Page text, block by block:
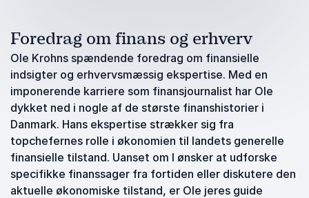
Foredrag om finans og erhverv
Ole Krohns spændende foredrag om finansielle
indsigter og erhvervsmæssig ekspertise. Med en
imponerende karriere som finansjournalist har Ole
dykket ned i nogle af de største finanshistorier i
Danmark. Hans ekspertise strækker sig fra
topchefernes rolle i økonomien til landets generelle
finansielle tilstand. Uanset om I ønsker at udforske
specifikke finanssager fra fortiden eller diskutere den
aktuelle økonomiske tilstand, er Ole jeres guide